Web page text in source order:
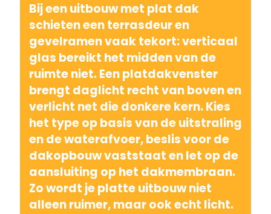
Bij een uitbouw met plat dak
schieten een terrasdeur en
gevelramen vaak tekort: verticaal
glas bereikt het midden van de
ruimte niet. Een platdakvenster
brengt daglicht recht van boven en
verlicht net die donkere kern. Kies
het type op basis van de uitstraling
en de waterafvoer, beslis voor de
dakopbouw vaststaat en let op de
aansluiting op het dakmembraan.
Zo wordt je platte uitbouw niet
alleen ruimer, maar ook echt licht.